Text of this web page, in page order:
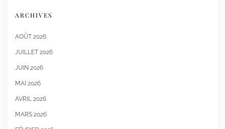
ARCHIVES
AOÛT 2026
JUILLET 2026
JUIN 2026
MAI 2026
AVRIL 2026
MARS 2026